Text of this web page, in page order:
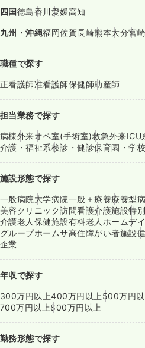
ブランク可
気になる
夜勤のみ（パート）
時間 16:45～9:00
ブランク可
四国徳島香川 愛媛高知
九州・沖縄福岡佐賀長崎熊本大分宮崎
職種で探す
正看護師准看護師保健師助産師
担当業務で探す
病棟外来オペ室(手術室)救急外来ICU
介護・福祉系検診・健診保育園・学
施設形態で探す
一般病院大学病院一般＋療養療養型
美容クリニック訪問看護介護施設特
介護老人保健施設有料老人ホームデ
グループホームサ高住障がい者施設
企業
年収で探す
300万円以上400万円以上500万円
700万円以上800万円以上
勤務形態で探す